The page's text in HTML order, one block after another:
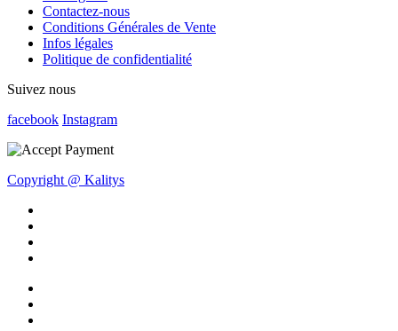
Contactez-nous
Conditions Générales de Vente
Infos légales
Politique de confidentialité
Suivez nous
facebook Instagram
Copyright @ Kalitys